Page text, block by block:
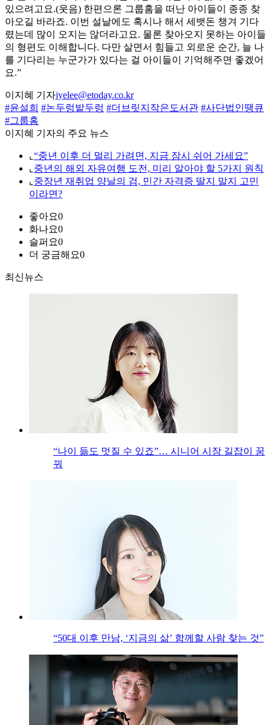
있으려고요.(웃음) 한편으론 그룹홈을 떠난 아이들이 종종 찾
아오길 바라죠. 이번 설날에도 혹시나 해서 세뱃돈 챙겨 기다
렸는데 많이 오지는 않더라고요. 물론 찾아오지 못하는 아이들
의 형편도 이해합니다. 다만 살면서 힘들고 외로운 순간, 늘 나
를 기다리는 누군가가 있다는 걸 아이들이 기억해주면 좋겠어
요.”
이지혜 기자jyelee@etoday.co.kr
#윤설희 #논두렁밭두렁 #더브릿지작은도서관 #사단법인땡큐
#그룹홈
이지혜 기자의 주요 뉴스
⌞ “중년 이후 더 멀리 가려면, 지금 잠시 쉬어 가세요”
⌞ 중년의 해외 자유여행 도전, 미리 알아야 할 5가지 원칙
⌞ 중장년 재취업 양날의 검, 민간 자격증 딸지 말지 고민
이라면?
좋아요0
화나요0
슬퍼요0
더 궁금해요0
최신뉴스
“나이 듦도 멋질 수 있죠”… 시니어 시장 길잡이 꿈
꿔
“50대 이후 만남, ‘지금의 삶’ 함께할 사람 찾는 것”